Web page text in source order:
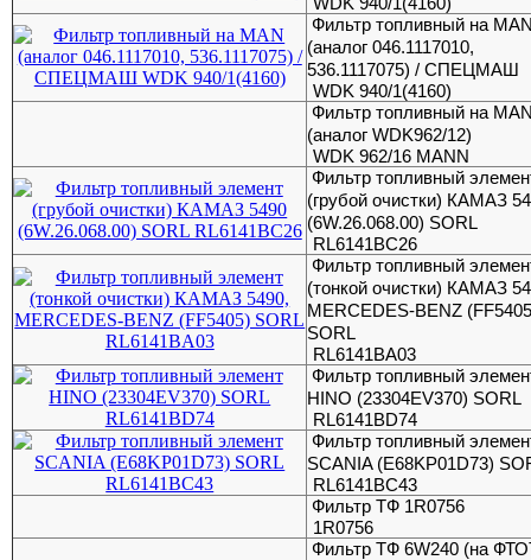
Фильтр топливный на
(аналог 046.1117010,
536.1117075) / СПЕЦМАШ
WDK 940/1(4160)
Фильтр топливный на
(аналог WDK962/12)
WDK 962/16 MANN
Фильтр топливный
(грубой очистки) КАМАЗ
(6W.26.068.00) SORL
RL6141BC26
Фильтр топливный
(тонкой очистки) КАМАЗ
MERCEDES-BENZ
SORL
RL6141BA03
Фильтр топливный
HINO (23304EV370) SORL
RL6141BD74
Фильтр топливный
SCANIA (E68KP01D73)
RL6141BC43
Фильтр ТФ 1R0756
1R0756
Фильтр ТФ 6W240 (на